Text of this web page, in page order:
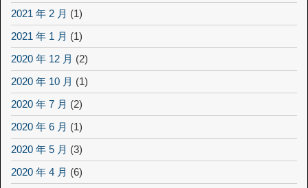
2021 年 2 月 (1)
2021 年 1 月 (1)
2020 年 12 月 (2)
2020 年 10 月 (1)
2020 年 7 月 (2)
2020 年 6 月 (1)
2020 年 5 月 (3)
2020 年 4 月 (6)